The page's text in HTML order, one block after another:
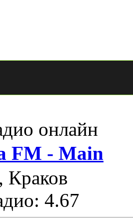
онлайн
FM - Main
Краков
4.67